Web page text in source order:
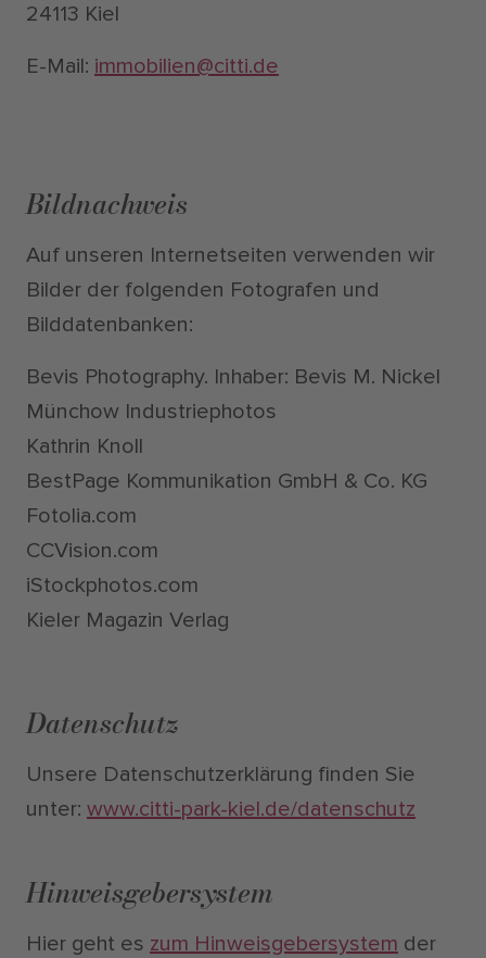
24113 Kiel
E-Mail: immobilien@citti.de
Bildnachweis
Auf unseren Internetseiten verwenden wir
Bilder der folgenden Fotografen und
Bilddatenbanken:
Bevis Photography. Inhaber: Bevis M. Nickel
Münchow Industriephotos
Kathrin Knoll
BestPage Kommunikation GmbH & Co. KG
Fotolia.com
CCVision.com
iStockphotos.com
Kieler Magazin Verlag
Datenschutz
Unsere Datenschutzerklärung finden Sie
unter: www.citti-park-kiel.de/datenschutz
Hinweisgebersystem
Hier geht es zum Hinweisgebersystem der